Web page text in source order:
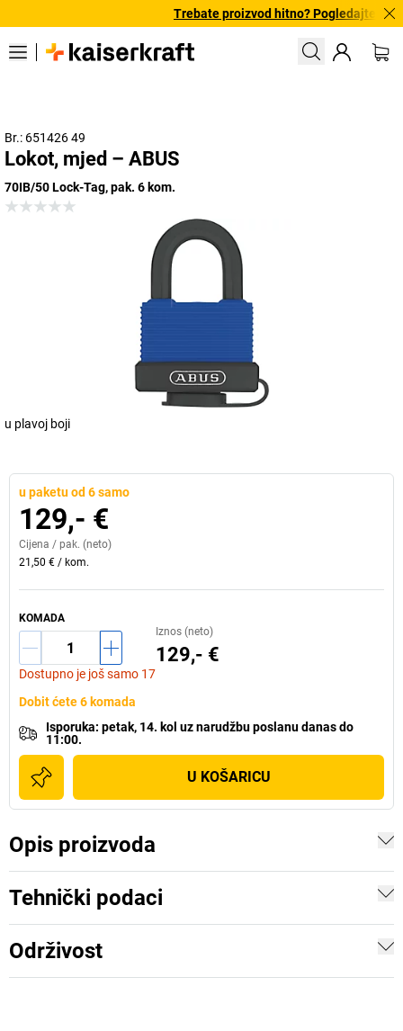
Trebate proizvod hitno? Pogledajte našu
Br.: 651426 49
Lokot, mjed – ABUS
70IB/50 Lock-Tag, pak. 6 kom.
u plavoj boji
u paketu od 6 samo
129,- €
Cijena / pak. (neto)
21,50 € / kom.
KOMADA
Dostupno je još samo 17
Iznos (neto)
129,- €
Dobit ćete 6 komada
Isporuka: petak, 14. kol uznarudžbu poslanu danas do
11:00.
U KOŠARICU
Opis proizvoda
Tehnički podaci
Održivost